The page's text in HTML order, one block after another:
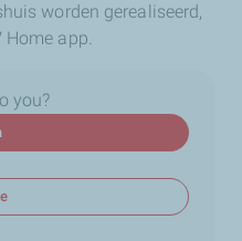
worden gerealiseerd,
Home app.
you?